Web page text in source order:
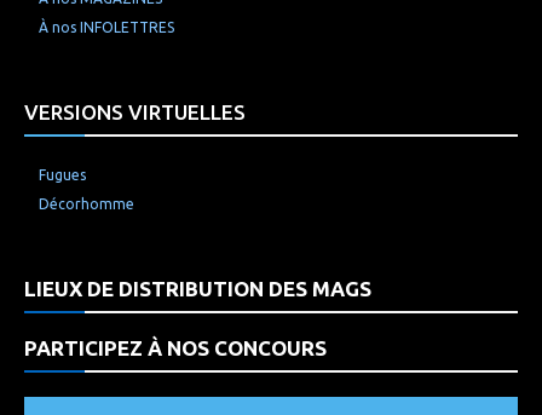
À nos INFOLETTRES
VERSIONS VIRTUELLES
Fugues
Décorhomme
LIEUX DE DISTRIBUTION DES MAGS
PARTICIPEZ À NOS CONCOURS